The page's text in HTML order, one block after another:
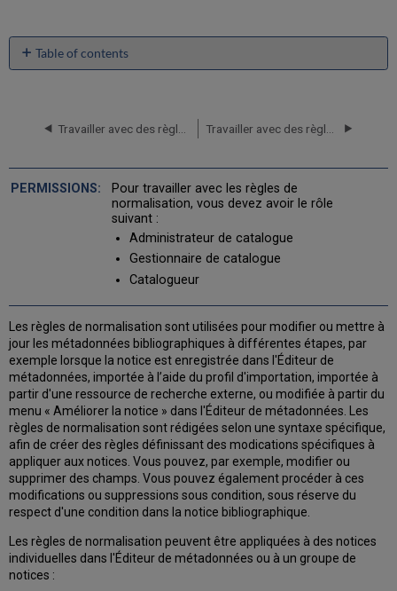
Table of contents
de
Règles
de
normalisation
Règles
de
normalisation
pour
Primo
VE
et
Syntaxe
des
règles
normalisation
Comprendre
Pour travailler avec les règles de
normalisation, vous devez avoir le rôle
suivant :
Administrateur de catalogue
Gestionnaire de catalogue
Catalogueur
Les règles de normalisation sont utilisées pour modifier ou mettre à
jour les métadonnées bibliographiques à différentes étapes, par
exemple lorsque la notice est enregistrée dans l'Éditeur de
métadonnées, importée à l’aide du profil d'importation, importée à
partir d'une ressource de recherche externe, ou modifiée à partir du
menu « Améliorer la notice » dans l'Éditeur de métadonnées. Les
règles de normalisation sont rédigées selon une syntaxe spécifique,
afin de créer des règles définissant des modications spécifiques à
appliquer aux notices. Vous pouvez, par exemple, modifier ou
supprimer des champs. Vous pouvez également procéder à ces
modifications ou suppressions sous condition, sous réserve du
respect d'une condition dans la notice bibliographique.
Les règles de normalisation peuvent être appliquées à des notices
individuelles dans l'Éditeur de métadonnées ou à un groupe de
notices :